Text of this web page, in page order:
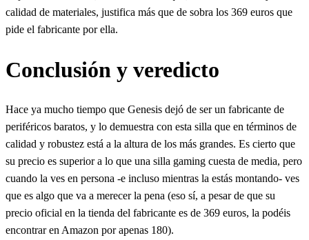
calidad de materiales, justifica más que de sobra los 369 euros que
pide el fabricante por ella.
Conclusión y veredicto
Hace ya mucho tiempo que Genesis dejó de ser un fabricante de
periféricos baratos, y lo demuestra con esta silla que en términos de
calidad y robustez está a la altura de los más grandes. Es cierto que
su precio es superior a lo que una silla gaming cuesta de media, pero
cuando la ves en persona -e incluso mientras la estás montando- ves
que es algo que va a merecer la pena (eso sí, a pesar de que su
precio oficial en la tienda del fabricante es de 369 euros, la podéis
encontrar en Amazon por apenas 180).